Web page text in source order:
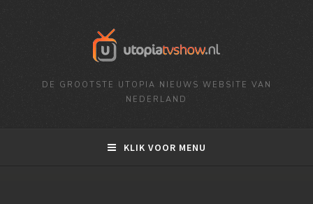
DE GROOTSTE UTOPIA NIEUWS WEBSITE VAN
NEDERLAND
KLIK VOOR MENU